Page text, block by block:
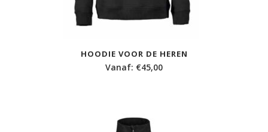
HOODIE VOOR DE HEREN
Vanaf: €45,00